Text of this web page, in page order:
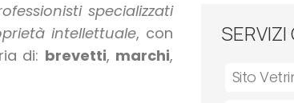
specializzati
intellettuale, con
di: brevetti, marchi,
SERVIZI
Sito